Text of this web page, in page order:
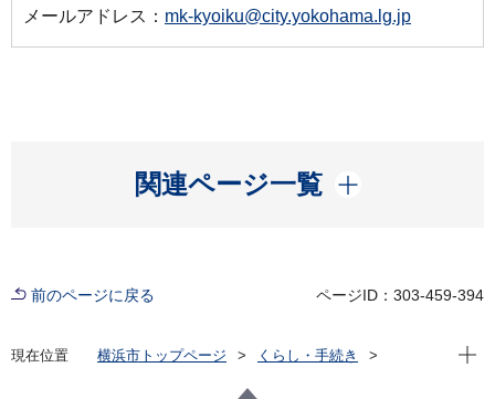
メールアドレス： mk-kyoiku@city.yokohama.lg.jp
関連ページ一覧
開く
前のページに戻る ページID：303-459-394
現在位置 横浜市トップページ
くらし・手続き
現在